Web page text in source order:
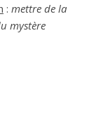
: mettre de la
mystère